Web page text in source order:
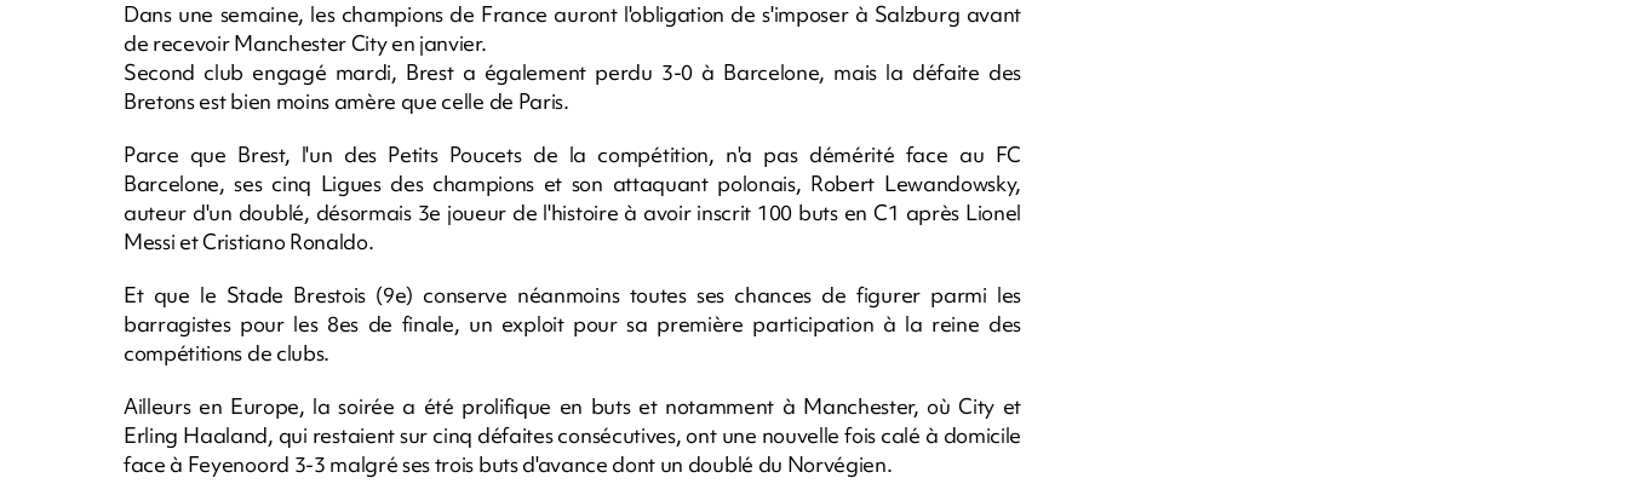
Dans une semaine, les champions de France auront l'obligation de s'imposer à Salzburg avant
de recevoir Manchester City en janvier.
Second club engagé mardi, Brest a également perdu 3-0 à Barcelone, mais la défaite des
Bretons est bien moins amère que celle de Paris.
Parce que Brest, l'un des Petits Poucets de la compétition, n'a pas démérité face au FC
Barcelone, ses cinq Ligues des champions et son attaquant polonais, Robert Lewandowsky,
auteur d'un doublé, désormais 3e joueur de l'histoire à avoir inscrit 100 buts en C1 après Lionel
Messi et Cristiano Ronaldo.
Et que le Stade Brestois (9e) conserve néanmoins toutes ses chances de figurer parmi les
barragistes pour les 8es de finale, un exploit pour sa première participation à la reine des
compétitions de clubs.
Ailleurs en Europe, la soirée a été prolifique en buts et notamment à Manchester, où City et
Erling Haaland, qui restaient sur cinq défaites consécutives, ont une nouvelle fois calé à domicile
face à Feyenoord 3-3 malgré ses trois buts d'avance dont un doublé du Norvégien.